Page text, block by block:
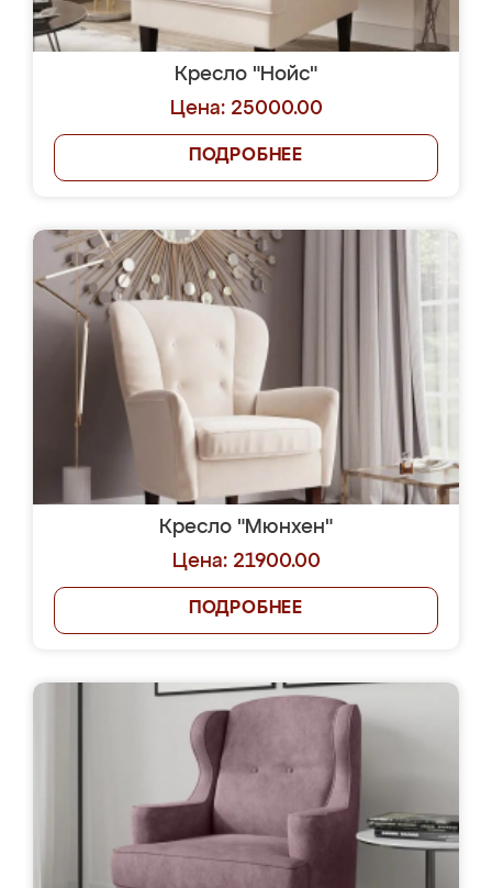
Кресло "Нойс"
Цена: 25000.00
ПОДРОБНЕЕ
Кресло "Мюнхен"
Цена: 21900.00
ПОДРОБНЕЕ